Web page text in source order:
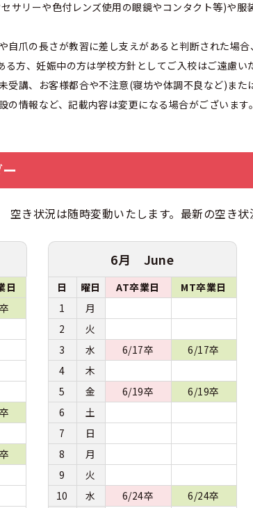
サリーや色付レンズ使用の眼鏡やコンタクト等)や
爪の長さが教習に差し支えがあると判断された場
方、妊娠中の方は学校方針としてご入校はご遠慮い
講、お客様都合や不注意(寝坊や体調不良など)また
情報など、記載内容は変更になる場合がございます。
空き状況は随時変動いたします。最新の空き
日
6月 June
日 曜日 AT卒業日
MT卒業日
1
月
2
火
3
水 6/17卒
6/17卒
4
木
5
金 6/19卒
6/19卒
6
土
7
日
8
月
9
火
10
水 6/24卒
6/24卒